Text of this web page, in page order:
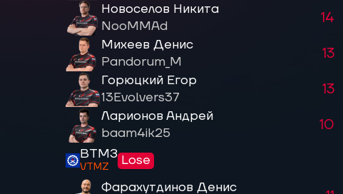
Новоселов Никита
NooMMAd
14
Михеев Денис
Pandorum_M
13
Горюцкий Егор
13Evolvers37
13
Ларионов Андрей
baam4ik25
10
ВТМЗ
VTMZ
Lose
Фарахутдинов Денис